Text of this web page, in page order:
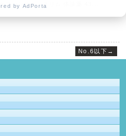
アセンサー・スリム 体診薬 43...
No.6以下→
by AdPorta